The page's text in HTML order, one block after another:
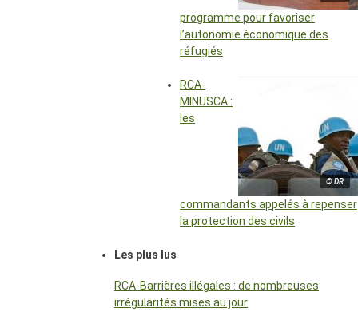
programme pour favoriser
l’autonomie économique des
réfugiés
© DR
RCA-
MINUSCA :
les
commandants appelés à repenser
la protection des civils
Les plus lus
RCA-Barrières illégales : de nombreuses
irrégularités mises au jour